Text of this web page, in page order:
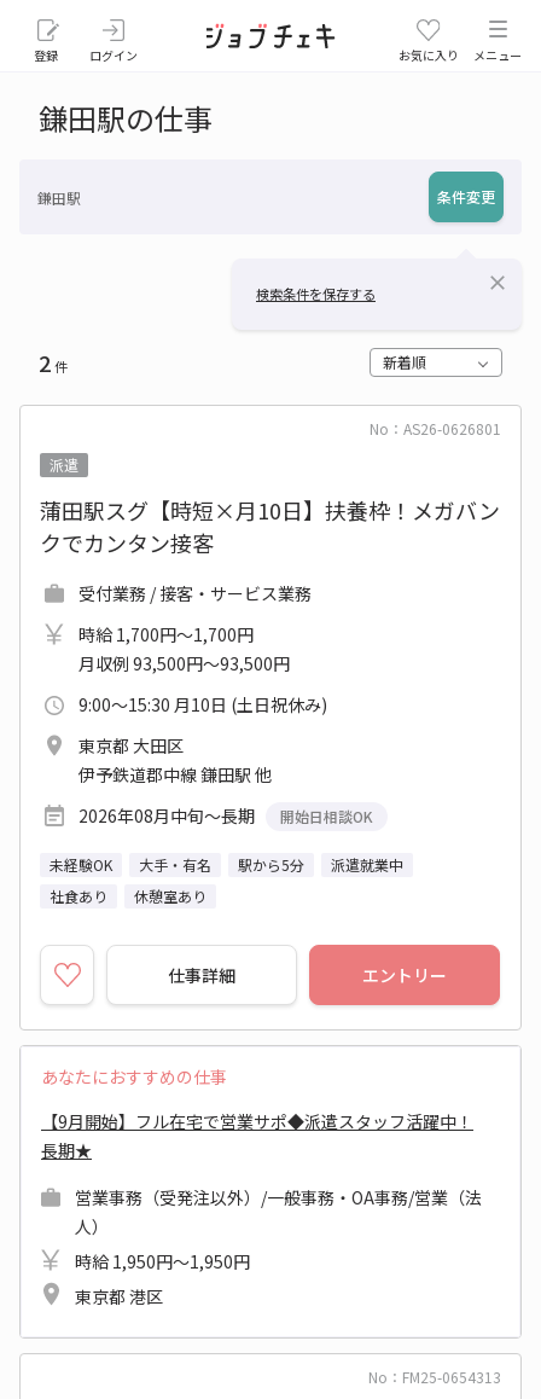
登録 ログイン お気に入り メニュー
鎌田駅の仕事
鎌田駅 条件変更
検索条件を保存する close
2件 新着順
No：AS26-0626801
派遣
蒲田駅スグ【時短×月10日】扶養枠！メガバン
クでカンタン接客
受付業務 / 接客・サービス業務
時給 1,700円～1,700円
月収例 93,500円～93,500円
9:00～15:30 月10日 (土日祝休み)
東京都 大田区
伊予鉄道郡中線 鎌田駅 他
2026年08月中旬～長期
開始日相談OK
未経験OK 大手・有名 駅から5分
派遣就業中
社食あり
休憩室あり
仕事詳細 エントリー
あなたにおすすめの仕事
【9月開始】フル在宅で営業サポ◆派遣スタッフ活躍中！
長期★
営業事務（受発注以外）/一般事務・OA事務/営業（法
人）
時給 1,950円～1,950円
東京都 港区
No：FM25-0654313